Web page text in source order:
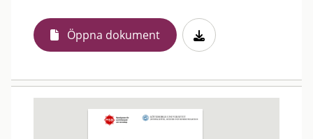
Öppna dokument